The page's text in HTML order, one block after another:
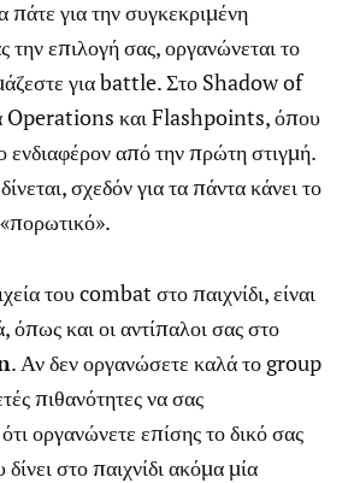
πάτε για την συγκεκριμένη
επιλογή σας, οργανώνεται το
για battle. Στο Shadow of
Operations και Flashpoints, όπου
ενδιαφέρον από την πρώτη στιγμή.
σχεδόν για τα πάντα κάνει το
του combat στο παιχνίδι, είναι
όπως και οι αντίπαλοι σας στο
. Αν δεν οργανώσετε καλά το group
πιθανότητες να σας
οργανώνετε επίσης το δικό σας
στο παιχνίδι ακόμα μία